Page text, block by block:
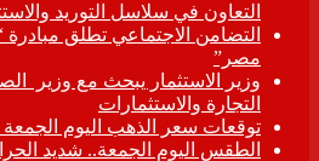
التعاون في سلاسل التوريد
التضامن الاجتماعي تطلق
مصر”
وزير الاستثمار يبحث مع وزير
التجارة والاستثمارات
توقعات سعر الذهب اليوم الجمعة 7 أغسطس 2026
الطقس اليوم الجمعة.. شديد